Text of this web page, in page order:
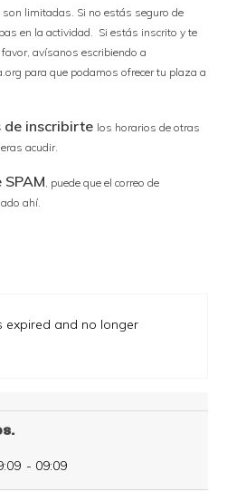
son limitadas. Si no estás seguro de
en la actividad. Si estás inscrito y te
avísanos escribiendo a
para que podamos ofrecer tu plaza a
de inscribirte los horarios de otras
acudir.
, puede que el correo de
ahí.
expired and no longer
- 09:09